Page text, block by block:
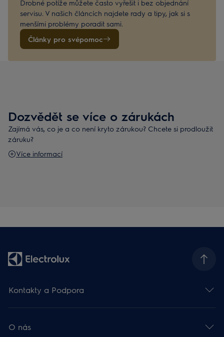
Drobné potíže můžete často vyřešit i bez objednání
servisu. V našich článcích najdete rady a tipy, jak si s
menšími problémy poradit sami.
Články pro svépomoc
Dozvědět se více o zárukách
Zajímá vás, co je a co není kryto zárukou? Chcete si prodloužit
záruku?
Více informací
Kontakty a Podpora
O nás